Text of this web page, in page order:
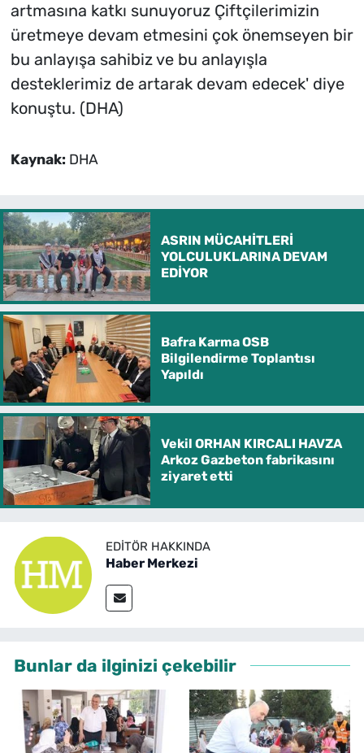
artmasına katkı sunuyoruz Çiftçilerimizin
üretmeye devam etmesini çok önemseyen bir
bu anlayışa sahibiz ve bu anlayışla
desteklerimiz de artarak devam edecek' diye
konuştu. (DHA)
Kaynak: DHA
ASRIN MÜCAHİTLERİ
YOLCULUKLARINA DEVAM
EDİYOR
Bafra Karma OSB
Bilgilendirme Toplantısı
Yapıldı
Vekil ORHAN KIRCALI HAVZA
Arkoz Gazbeton fabrikasını
ziyaret etti
EDITÖR HAKKINDA
Haber Merkezi
Bunlar da ilginizi çekebilir